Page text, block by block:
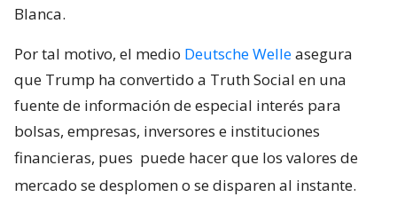
Blanca.
Por tal motivo, el medio Deutsche Welleasegura
que Trump ha convertido a Truth Social en una
fuente de información de especial interés para
bolsas, empresas, inversores e instituciones
financieras, pues puede hacer que los valores de
mercado se desplomen o se disparen al instante.